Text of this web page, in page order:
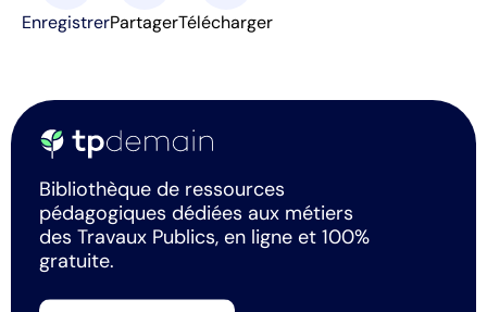
EnregistrerPartagerTélécharger
Bibliothèque de ressources
pédagogiques dédiées aux métiers
des Travaux Publics, en ligne et 100%
gratuite.